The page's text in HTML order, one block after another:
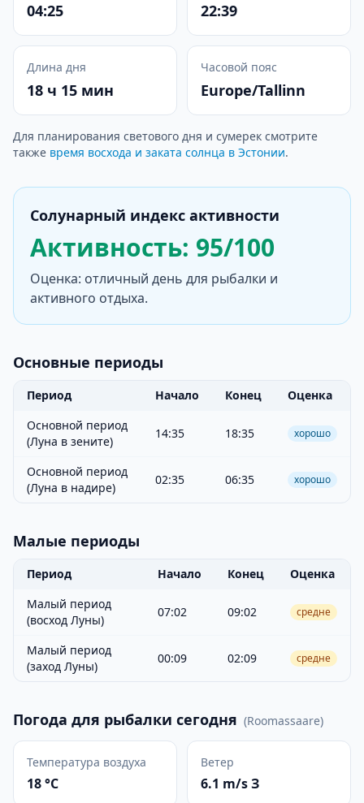
04:25 22:39
Длина дня
18 ч 15 мин
Часовой пояс
Europe/Tallinn
Для планирования светового дня и сумерек смотрите
также время восхода и заката солнца в Эстонии.
Солунарный индекс активности
Активность: 95/100
Оценка: отличный день для рыбалки и
активного отдыха.
Основные периоды
Период Начало Конец
Оценка
Основной период
(Луна в зените)
14:35 18:35 хорошо
Основной период
(Луна в надире)
02:35 06:35 хорошо
Малые периоды
Период Начало Конец
Оценка
Малый период
(восход Луны)
07:02 09:02 средне
Малый период
(заход Луны)
00:09 02:09 средне
Погода для рыбалки сегодня (Roomassaare)
Температура воздуха
18 °C
Ветер
6.1 m/s З